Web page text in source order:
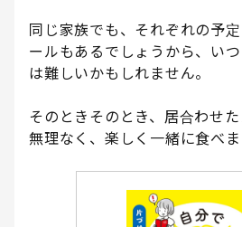
同じ家族でも、それぞれの予
ールもあるでしょうから、い
は難しいかもしれません。
そのときそのとき、居合わせた
無理なく、楽しく一緒に食べま